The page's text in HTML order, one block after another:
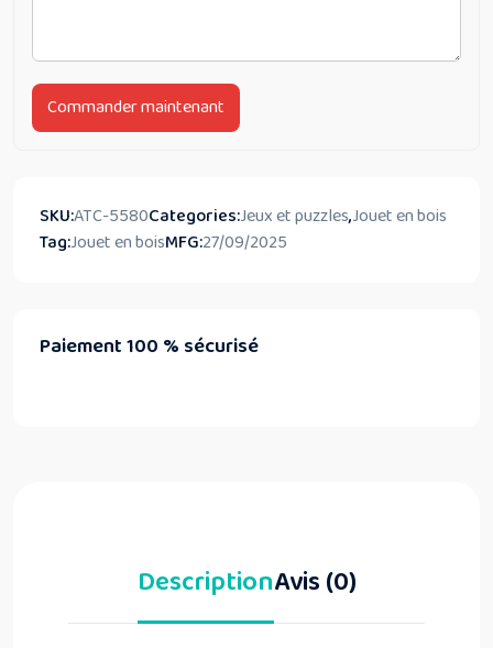
Commander maintenant
SKU:ATC-5580Categories:Jeux et puzzles,Jouet en bois
Tag:Jouet en boisMFG:27/09/2025
Paiement 100 % sécurisé
DescriptionAvis (0)